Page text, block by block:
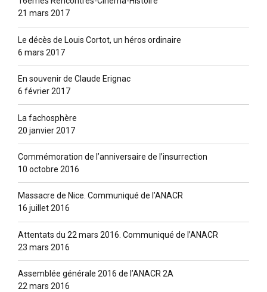
21 mars 2017
Le décès de Louis Cortot, un héros ordinaire
6 mars 2017
En souvenir de Claude Erignac
6 février 2017
La fachosphère
20 janvier 2017
Commémoration de l’anniversaire de l’insurrection
10 octobre 2016
Massacre de Nice. Communiqué de l’ANACR
16 juillet 2016
Attentats du 22 mars 2016. Communiqué de l’ANACR
23 mars 2016
Assemblée générale 2016 de l’ANACR 2A
22 mars 2016